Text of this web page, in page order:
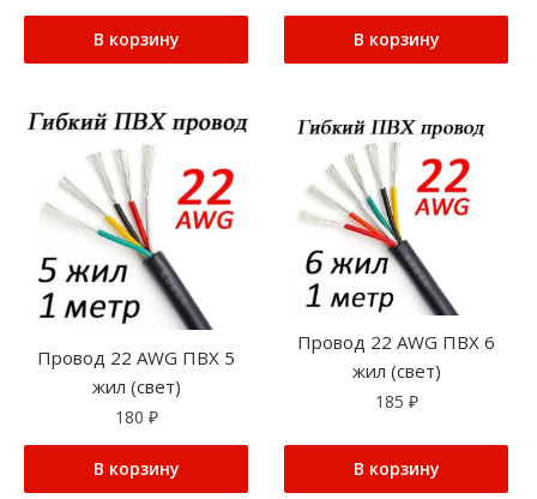
В корзину В корзину
Провод 22 AWG ПВХ 5
жил (свет)
180 ₽
В корзину
Провод 22 AWG ПВХ 6
жил (свет)
185 ₽
В корзину